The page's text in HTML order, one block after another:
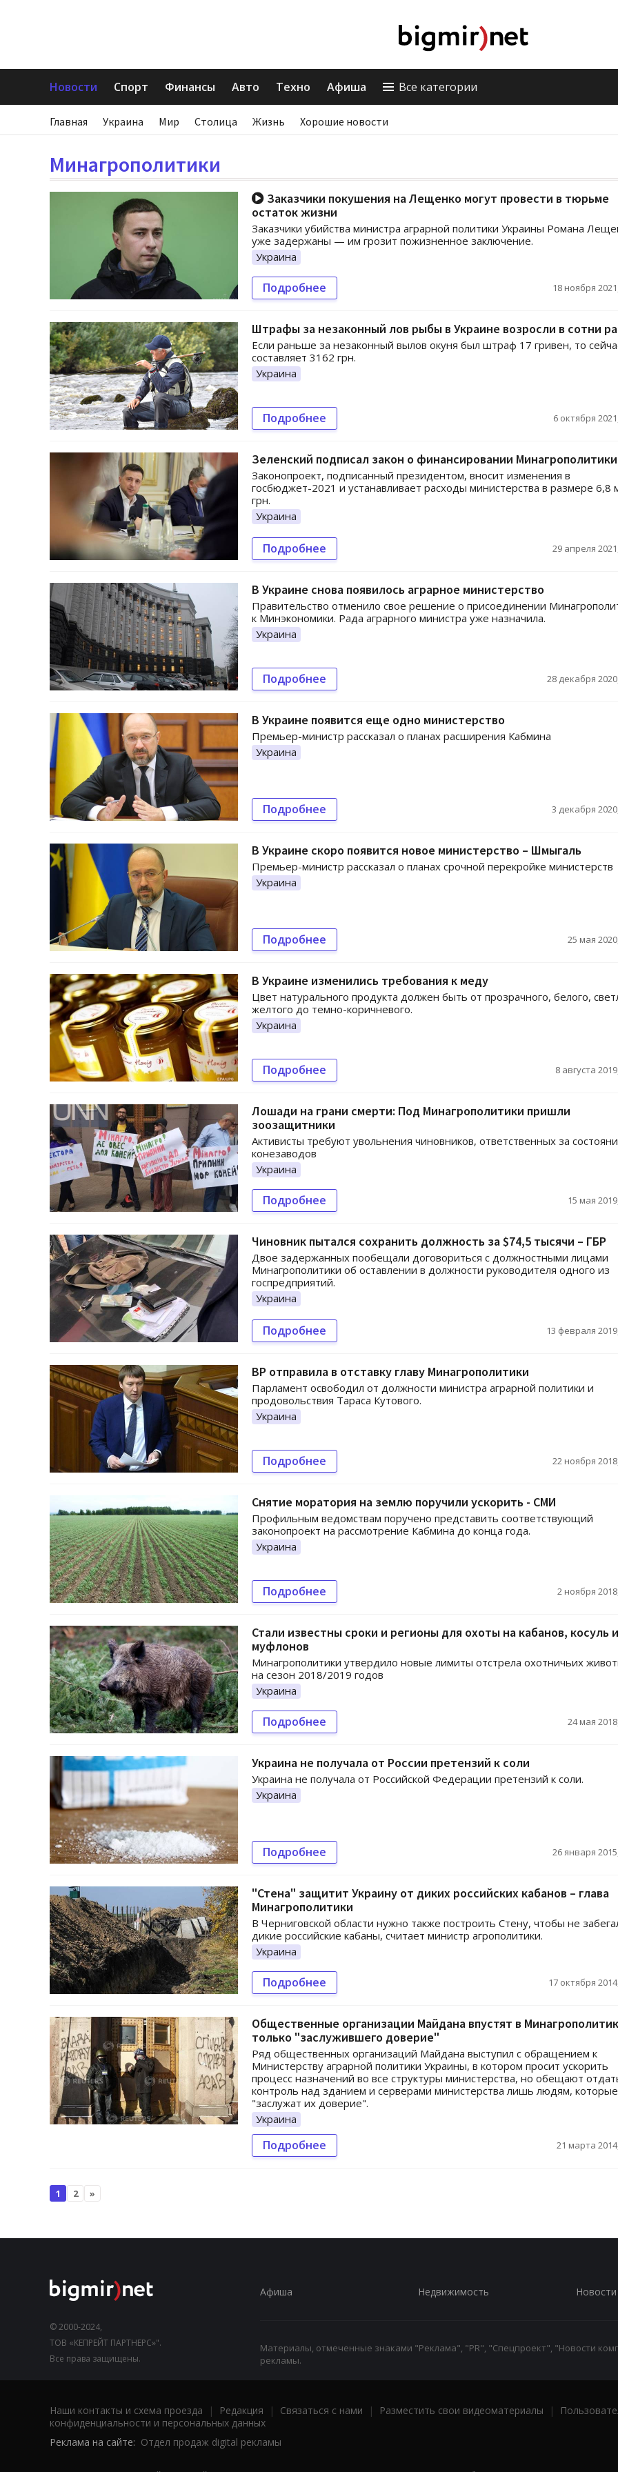
Новости Спорт Финансы Авто Техно Афиша Все категории
Главная Украина Мир Столица Жизнь Хорошие новости
Минагрополитики
Заказчики покушения на Лещенко могут провести в тюрьме
остаток жизни
Заказчики убийства министра аграрной политики Украины Романа
уже задержаны — им грозит пожизненное заключение.
Украина
Подробнее 18 ноября
Штрафы за незаконный лов рыбы в Украине возросли в сотни
Если раньше за незаконный вылов окуня был штраф 17 гривен, то
составляет 3162 грн.
Украина
Подробнее 6 октября
Зеленский подписал закон о финансировании Минагрополитики
Законопроект, подписанный президентом, вносит изменения в
госбюджет-2021 и устанавливает расходы министерства в размере 6,8
грн.
Украина
Подробнее 29 апреля
В Украине снова появилось аграрное министерство
Правительство отменило свое решение о присоединении
к Минэкономики. Рада аграрного министра уже назначила.
Украина
Подробнее 28 декабря
В Украине появится еще одно министерство
Премьер-министр рассказал о планах расширения Кабмина
Украина
Подробнее 3 декабря
В Украине скоро появится новое министерство – Шмыгаль
Премьер-министр рассказал о планах срочной перекройке министерств
Украина
Подробнее 25 мая
В Украине изменились требования к меду
Цвет натурального продукта должен быть от прозрачного, белого,
желтого до темно-коричневого.
Украина
Подробнее 8 августа
Лошади на грани смерти: Под Минагрополитики пришли
зоозащитники
Активисты требуют увольнения чиновников, ответственных за
конезаводов
Украина
Подробнее 15 мая
Чиновник пытался сохранить должность за $74,5 тысячи – ГБР
Двое задержанных пообещали договориться с должностными лицами
Минагрополитики об оставлении в должности руководителя одного из
госпредприятий.
Украина
Подробнее 13 февраля
ВР отправила в отставку главу Минагрополитики
Парламент освободил от должности министра аграрной политики и
продовольствия Тараса Кутового.
Украина
Подробнее 22 ноября
Снятие моратория на землю поручили ускорить - СМИ
Профильным ведомствам поручено представить соответствующий
законопроект на рассмотрение Кабмина до конца года.
Украина
Подробнее 2 ноября
Стали известны сроки и регионы для охоты на кабанов, косуль и
муфлонов
Минагрополитики утвердило новые лимиты отстрела охотничьих
на сезон 2018/2019 годов
Украина
Подробнее 24 мая
Украина не получала от России претензий к соли
Украина не получала от Российской Федерации претензий к соли.
Украина
Подробнее 26 января
"Стена" защитит Украину от диких российских кабанов – глава
Минагрополитики
В Черниговской области нужно также построить Стену, чтобы не
дикие российские кабаны, считает министр агрополитики.
Украина
Подробнее 17 октября
Общественные организации Майдана впустят в
только "заслужившего доверие"
Ряд общественных организаций Майдана выступил с обращением к
Министерству аграрной политики Украины, в котором просит ускорить
процесс назначений во все структуры министерства, но обещают
контроль над зданием и серверами министерства лишь людям, которые
"заслужат их доверие".
Украина
Подробнее 21 марта
1 2 »
© 2000-2024,
ТОВ «КЕПРЕЙТ ПАРТНЕРС»".
Все права защищены.
Афиша Недвижимость Новости
Материалы, отмеченные знаками "Реклама", "PR", "Спецпроект", "Новости
рекламы.
Наши контакты и схема проезда | Редакция | Связаться с нами | Разместить свои видеоматериалы |
конфиденциальности и персональных данных
Реклама на сайте: Отдел продаж digital рекламы